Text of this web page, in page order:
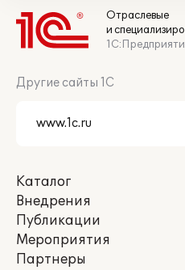
Отраслевые
и
Другие сайты 1С
Каталог
Внедрения
Публикации
Мероприятия
Партнеры